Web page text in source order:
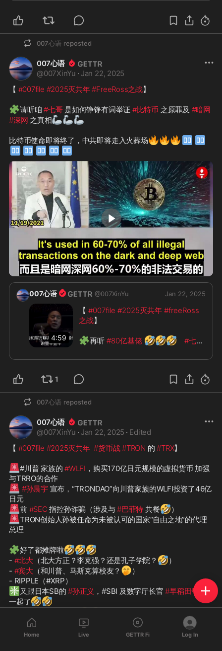
007心语 reposted
007心语
@007XinYu · Jan 22, 2025
【 #007file #2025灭共年#FreeRoss之战】
🧩请听咱 #七哥 是如何铮铮有词举证 #比特币 之原罪及 #暗网
#深网 之真相🦾🦾🦾
比特币使命即将终了，中共即将走入火葬场🔥🔥🔥 🐦‍🔥 🐦‍🔥
🐦‍🔥 🐦‍🔥 🐦‍🔥 🐦‍🔥 🐦‍🔥
0:52
007心语 @007XinYu Jan 22, 2025
4:59
【 #007file #2025灭共年 #freeRoss
之战】
🧩再听 #80亿基佬 🤣🤣🤣
#七哥
1
007心语 reposted
007心语
@007XinYu · Jan 22, 2025 · Edited
【 #007file #2025灭共年 #货币战#TRON 的 #TRX】
🚨#川普 家族的 #WLFI ，购买170亿日元规模的虚拟货币 加强
🚨 #孙晨宇 宣布，“TRONDAO”向川普家族的WLFI投资了46亿
日元
🚨前 #SEC 指控孙诈骗（涉及与 #巴菲特 共餐🤣
🚨TRON创始人孙被任命为未被认可的国家“自由之地”的代理
总理
🧩好了都摊牌啦🤣🤣🤣
- #北大 （北大方正？李克强？还是孔子学院？ 🤣）
- #宾大 （和川普、马斯克算校友？ 🤭）
❇️ 又跟日本SB的 #孙正义 ，#SBI 及数字厅长官 #早稻田帮
搞
一起了🤣🤣
#上海帮 #阿里马 必须有份🤮
Home Live GETTR Fi Log In